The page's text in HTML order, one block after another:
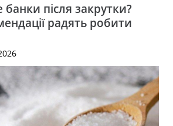
після закрутки?
радять робити